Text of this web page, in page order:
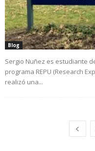
Blog
Sergio Nuñez es estudiante
programa REPU (Research
realizó una...